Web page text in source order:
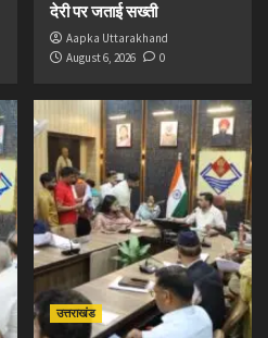
देरी पर जताई सख्ती
Aapka Uttarakhand
August 6, 2026
0
उत्तराखंड